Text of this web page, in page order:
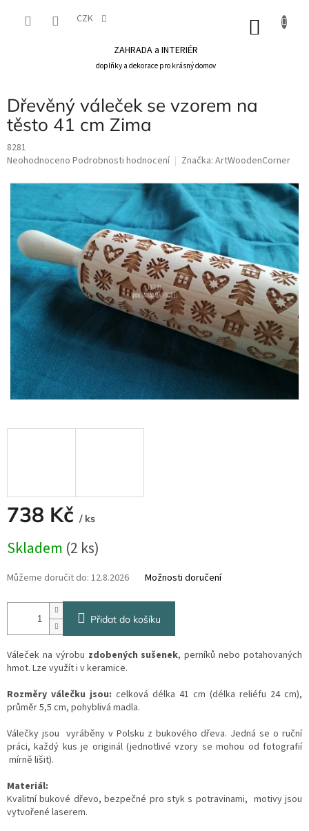
CZK
ZAHRADA a INTERIÉR
doplňky a dekorace pro krásný domov
Dřevěný váleček se vzorem na
těsto 41 cm Zima
8281
Průměrné
produktu
0,0
5
hvězdiček.
Neohodnoceno Podrobnosti hodnocení Značka: ArtWoodenCorner
738 Kč / ks
cena:
Skladem (2 ks)
Můžeme doručit do: 12.8.2026 Možnosti doručení
Přidat do košíku
Váleček na výrobu zdobených sušenek, perníků nebo potahovaných
hmot. Lze využít i v keramice.
Rozměry válečku jsou: celková délka 41 cm (délka reliéfu 24 cm),
průměr 5,5 cm, pohyblivá madla.
Válečky jsou vyráběny v Polsku z bukového dřeva. Jedná se o ruční
práci, každý kus je originál (jednotlivé vzory se mohou od fotografií
mírně lišit).
Materiál:
Kvalitní bukové dřevo, bezpečné pro styk s potravinami, motivy jsou
vytvořené laserem.